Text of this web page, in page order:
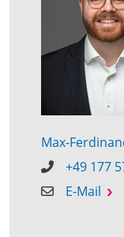
Max-
+49 177
E-Mail